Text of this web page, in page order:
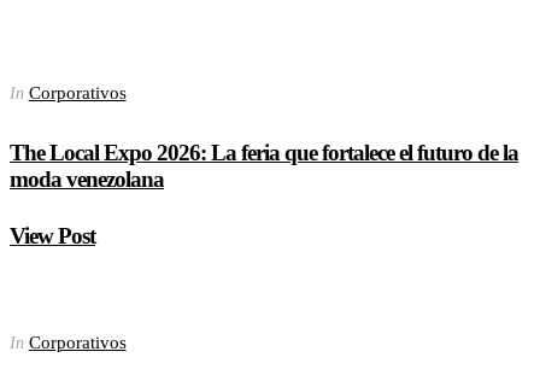
In Corporativos
The Local Expo 2026: La feria que fortalece el futuro de la
moda venezolana
View Post
In Corporativos